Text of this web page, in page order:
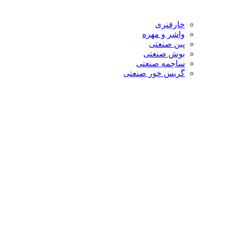
خارفنری
واشر و مهره
پین صنعتی
بوش صنعتی
ساچمه صنعتی
گریس خور صنعتی